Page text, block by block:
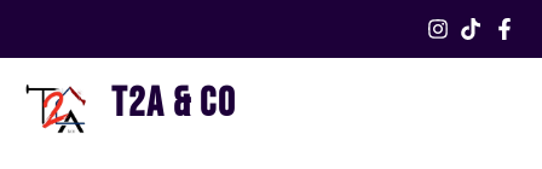
T2A & CO